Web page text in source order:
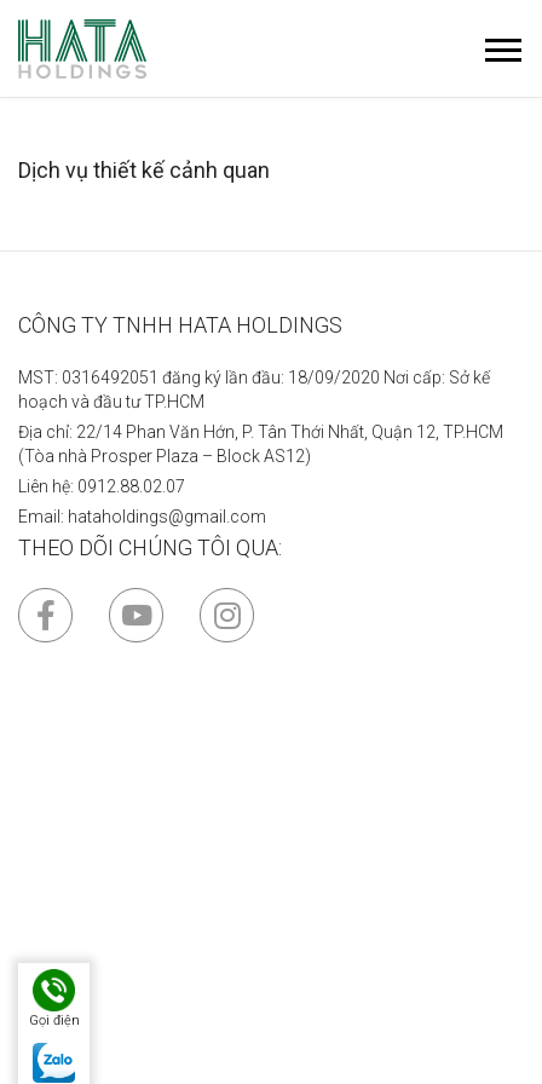
Dịch vụ thiết kế cảnh quan
CÔNG TY TNHH HATA HOLDINGS
MST: 0316492051 đăng ký lần đầu: 18/09/2020 Nơi cấp: Sở kế
hoạch và đầu tư TP.HCM
Địa chỉ: 22/14 Phan Văn Hớn, P. Tân Thới Nhất, Quận 12, TP.HCM
(Tòa nhà Prosper Plaza – Block AS12)
Liên hệ: 0912.88.02.07
Email: hataholdings@gmail.com
THEO DÕI CHÚNG TÔI QUA:
Gọi điện